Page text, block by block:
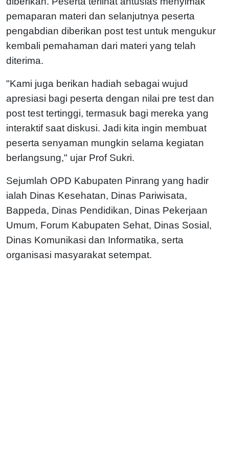
pemaparan materi dan selanjutnya peserta
pengabdian diberikan post test untuk mengukur
kembali pemahaman dari materi yang telah
diterima.
"Kami juga berikan hadiah sebagai wujud
apresiasi bagi peserta dengan nilai pre test dan
post test tertinggi, termasuk bagi mereka yang
interaktif saat diskusi. Jadi kita ingin membuat
peserta senyaman mungkin selama kegiatan
berlangsung," ujar Prof Sukri.
Sejumlah OPD Kabupaten Pinrang yang hadir
ialah Dinas Kesehatan, Dinas Pariwisata,
Bappeda, Dinas Pendidikan, Dinas Pekerjaan
Umum, Forum Kabupaten Sehat, Dinas Sosial,
Dinas Komunikasi dan Informatika, serta
organisasi masyarakat setempat.